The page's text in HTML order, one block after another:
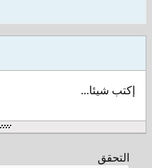
إكتب شيئا...
التحقق